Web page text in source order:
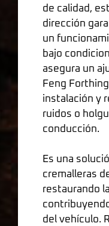
de calidad,
dirección
un
bajo
asegura un
Feng
instalación y
ruidos o
conducción.
Es una
cremalleras
restaurando
del vehículo.